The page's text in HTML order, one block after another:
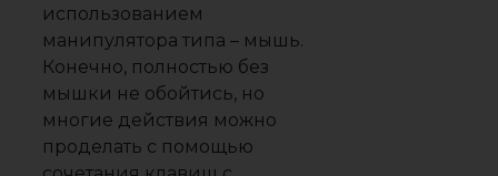
использованием
манипулятора типа – мышь.
Конечно, полностью без
мышки не обойтись, но
многие действия можно
проделать с помощью